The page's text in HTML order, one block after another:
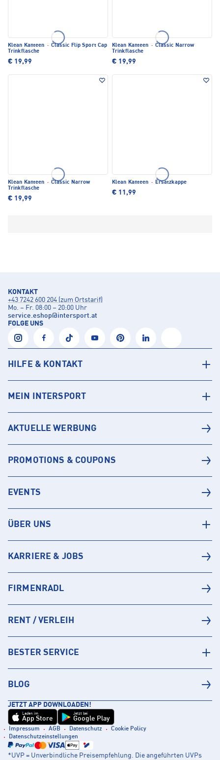
Klean Kanteen · Classic Flip Sport Cap
Trinkflasche
€ 19,99
Klean Kanteen · Classic Narrow
Trinkflasche
€ 19,99
Klean Kanteen · Classic Narrow
Trinkflasche
€ 19,99
Klean Kanteen · Ersatzkappe
€ 11,99
KONTAKT
+43 7242 600 204 (zum Ortstarif)
Mo. – Fr. 08:00 – 20:00 Uhr
service.eshop@intersport.at
FOLGE UNS
HILFE & KONTAKT
MEIN INTERSPORT
AKTUELLE WERBUNG
PROMOTIONS & COUPONS
EVENTS
ÜBER UNS
KARRIERE & JOBS
FIRMENRADL
RENT / VERLEIH
BESTER SERVICE
BLOG
JETZT APP DOWNLOADEN!
Laden im
App Store
Jetzt bei
Google Play
Impressum AGB Datenschutz
Cookie Policy
Datenschutzeinstellungen
*UVP = Unverbindliche Preisempfehlung. Die angeführten UVPs